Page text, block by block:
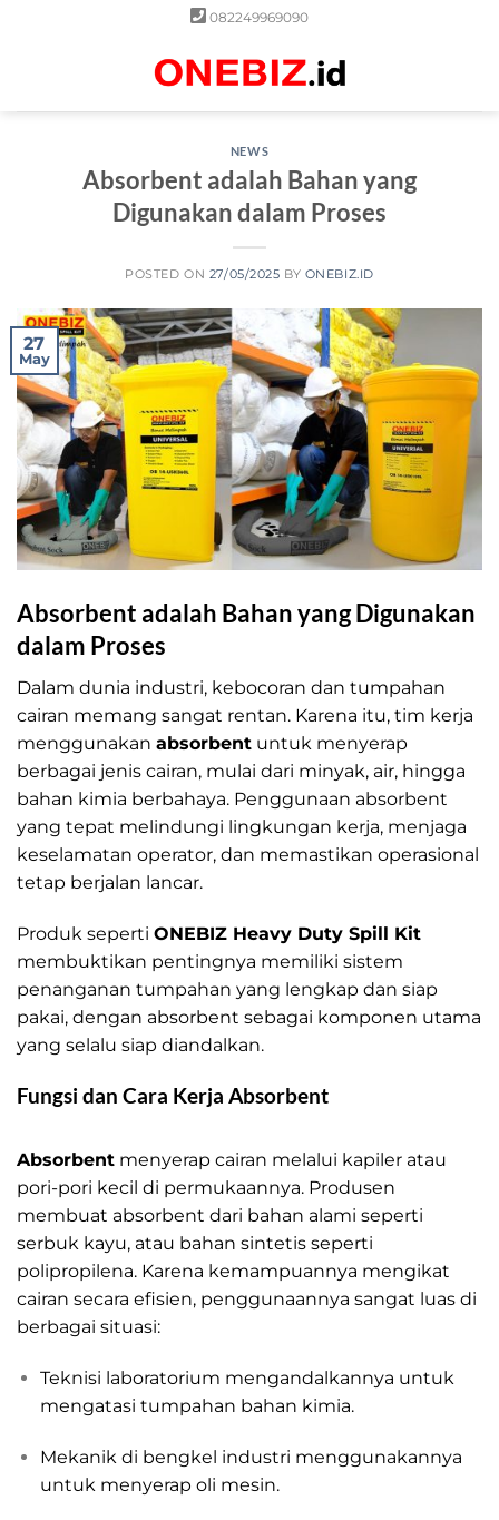
082249969090
NEWS
Absorbent adalah Bahan yang
Digunakan dalam Proses
POSTED ON 27/05/2025 BY ONEBIZ.ID
27
May
Absorbent adalah Bahan yang Digunakan
dalam Proses
Dalam dunia industri, kebocoran dan tumpahan
cairan memang sangat rentan. Karena itu, tim kerja
menggunakan absorbent untuk menyerap
berbagai jenis cairan, mulai dari minyak, air, hingga
bahan kimia berbahaya. Penggunaan absorbent
yang tepat melindungi lingkungan kerja, menjaga
keselamatan operator, dan memastikan operasional
tetap berjalan lancar.
Produk seperti ONEBIZ Heavy Duty Spill Kit
membuktikan pentingnya memiliki sistem
penanganan tumpahan yang lengkap dan siap
pakai, dengan absorbent sebagai komponen utama
yang selalu siap diandalkan.
Fungsi dan Cara Kerja Absorbent
Absorbent menyerap cairan melalui kapiler atau
pori-pori kecil di permukaannya. Produsen
membuat absorbent dari bahan alami seperti
serbuk kayu, atau bahan sintetis seperti
polipropilena. Karena kemampuannya mengikat
cairan secara efisien, penggunaannya sangat luas di
berbagai situasi:
Teknisi laboratorium mengandalkannya untuk
mengatasi tumpahan bahan kimia.
Mekanik di bengkel industri menggunakannya
untuk menyerap oli mesin.